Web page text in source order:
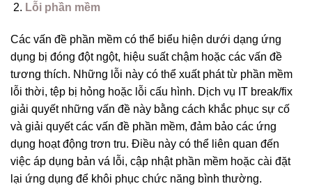
Lỗi phần mềm
Các vấn đề phần mềm có thể biểu hiện dưới dạng ứng
dụng bị đóng đột ngột, hiệu suất chậm hoặc các vấn đề
tương thích. Những lỗi này có thể xuất phát từ phần mềm
lỗi thời, tệp bị hỏng hoặc lỗi cấu hình. Dịch vụ IT break/fix
giải quyết những vấn đề này bằng cách khắc phục sự cố
và giải quyết các vấn đề phần mềm, đảm bảo các ứng
dụng hoạt động trơn tru. Điều này có thể liên quan đến
việc áp dụng bản vá lỗi, cập nhật phần mềm hoặc cài đặt
lại ứng dụng để khôi phục chức năng bình thường.